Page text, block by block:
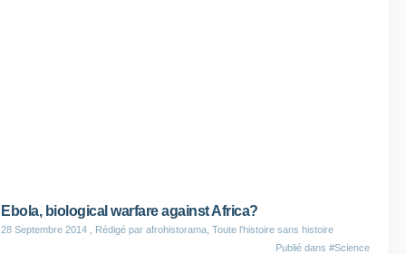
Ebola, biological warfare against Africa?
28 Septembre 2014 , Rédigé par afrohistorama, Toute l'histoire sans histoire
Publié dans #Science